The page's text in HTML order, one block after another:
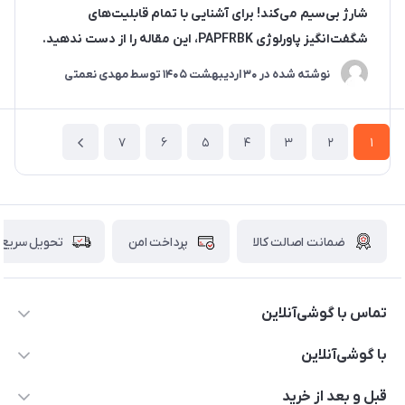
شارژ بی‌سیم می‌کند! برای آشنایی با تمام قابلیت‌های
شگفت‌انگیز پاورلوژی PAPFRBK، این مقاله را از دست ندهید.
نوشته شده در 30 ارديبهشت 1405 توسطمهدی نعمتی
1
2
3
4
5
6
7
ضمانت اصالت کالا پرداخت امن تحویل سریع
تماس با گوشی‌آنلاین
۰۲۱91001221
با گوشی‌آنلاین
درباره ما
قبل و بعد از خرید